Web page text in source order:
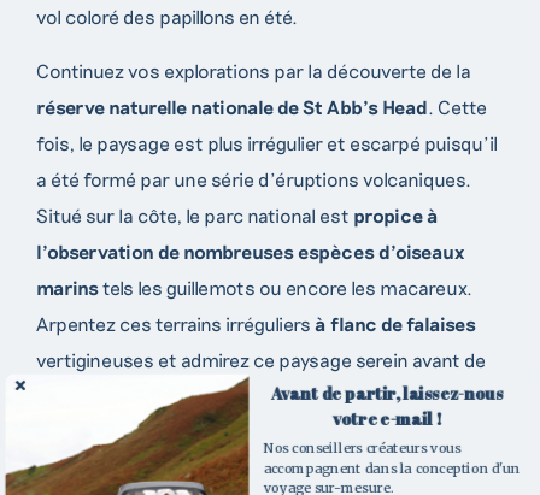
Contactez nos
créateurs de voyages
Pour toute question ou demande de
renseignement, n’hésitez pas à compléter
notre demande de devis ou à contacter l’un
de nos conseillers par téléphone.
vol coloré des papillons en été.
Continuez vos explorations par la découverte de la
réserve naturelle nationale de St Abb’s Head. Cette
fois, le paysage est plus irrégulier et escarpé puisqu’il
a été formé par une série d’éruptions volcaniques.
Situé sur la côte, le parc national est propice à
l’observation de nombreuses espèces d’oiseaux
marinstels les guillemots ou encore les macareux.
Arpentez ces terrains irréguliers à flanc de falaises
vertigineuses et admirez ce paysage serein avant de
repartir pour votre prochaine étape.Avant de partir, laissez-nous
votre e-mail !
Nos conseillers créateurs vous
accompagnent dans la conception d'un
voyage sur-mesure.